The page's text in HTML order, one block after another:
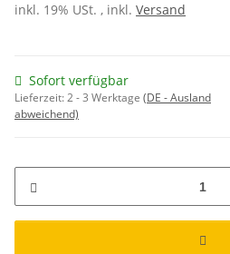
inkl. 19% USt. , inkl. Versand
Sofort verfügbar
Lieferzeit:2 - 3 Werktage (DE - Ausland
abweichend)